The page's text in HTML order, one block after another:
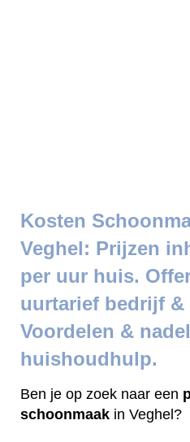
Kosten
Veghel: Prijzen
per uur huis.
uurtarief bedrijf &
Voordelen &
huishoudhulp.
Ben je op zoek naar een
schoonmaak in Veghel?